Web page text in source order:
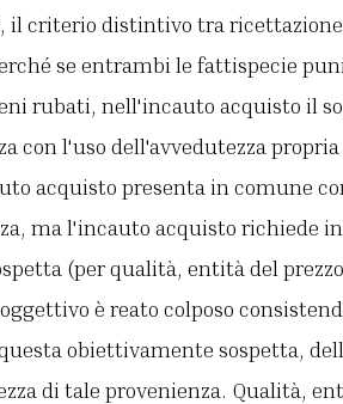
criterio distintivo tra
se entrambi le fattispecie
rubati, nell'incauto acquisto il
con l'uso dell'avvedutezza
acquisto presenta in comune
ma l'incauto acquisto richiede
(per qualità, entità del
è reato colposo
obiettivamente sospetta,
di tale provenienza. Qualità,